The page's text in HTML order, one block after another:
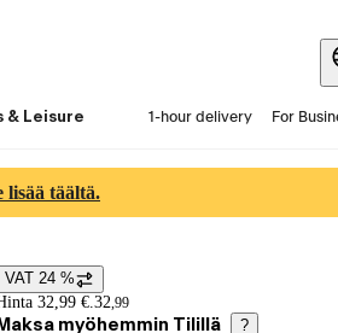
& Leisure 1-hour delivery For
lisää täältä.
details
VAT 24 %
32,99 €.32,99
Maksa myöhemmin Tilillä ?